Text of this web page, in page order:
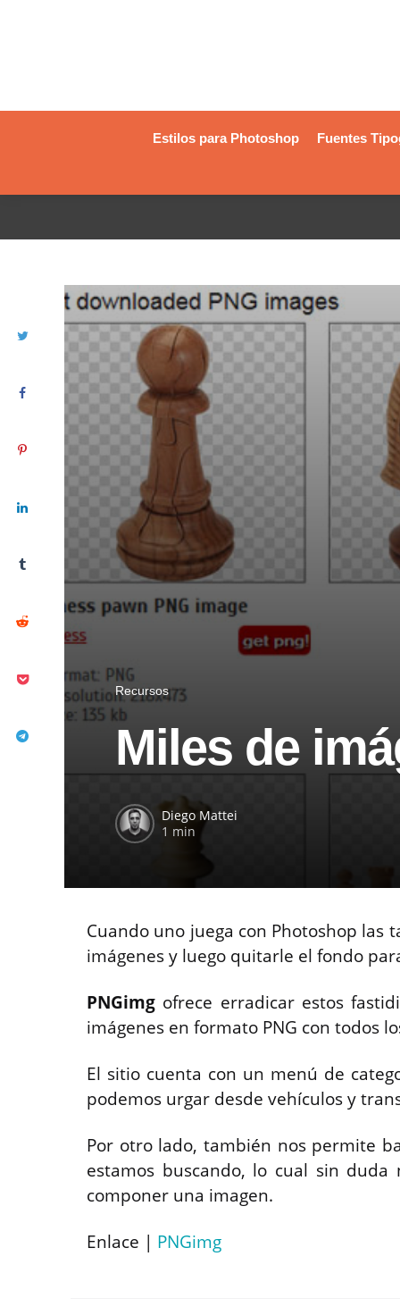
Estilos para Photoshop Fuentes
Recursos
Miles de
Diego Mattei
1 min
Cuando uno juega con Photoshop las
imágenes y luego quitarle el fondo
PNGimg ofrece erradicar estos
imágenes en formato PNG con todos
El sitio cuenta con un menú de
podemos urgar desde vehículos y
Por otro lado, también nos permite
estamos buscando, lo cual sin
componer una imagen.
Enlace | PNGimg